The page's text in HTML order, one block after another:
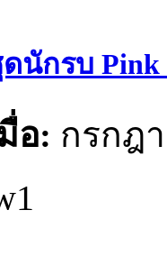
นักรบ
อ: กรกฎา